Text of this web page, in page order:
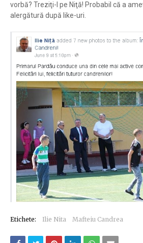
vorbă? Treziţi-l pe Niţă! Probabil că a
alergătură după like-uri.
Etichete: Ilie Nita Mafteiu Candrea